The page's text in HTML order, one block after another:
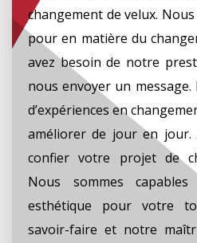
changement de velux.
pour en matière du
avez besoin de notre
nous envoyer un message.
d’expériences en
améliorer de jour en jour.
confier votre projet de
Nous sommes
esthétique pour votre
savoir-faire et notre